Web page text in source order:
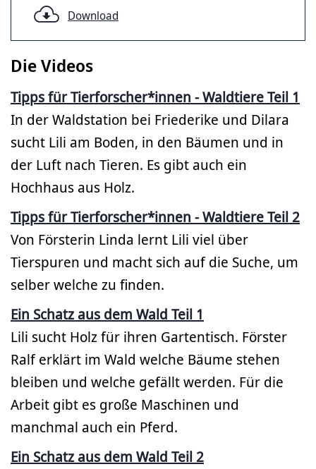
Download
Die Videos
Tipps für Tierforscher*innen - Waldtiere Teil 1
In der Waldstation bei Friederike und Dilara
sucht Lili am Boden, in den Bäumen und in
der Luft nach Tieren. Es gibt auch ein
Hochhaus aus Holz.
Tipps für Tierforscher*innen - Waldtiere Teil 2
Von Försterin Linda lernt Lili viel über
Tierspuren und macht sich auf die Suche, um
selber welche zu finden.
Ein Schatz aus dem Wald Teil 1
Lili sucht Holz für ihren Gartentisch. Förster
Ralf erklärt im Wald welche Bäume stehen
bleiben und welche gefällt werden. Für die
Arbeit gibt es große Maschinen und
manchmal auch ein Pferd.
Ein Schatz aus dem Wald Teil 2